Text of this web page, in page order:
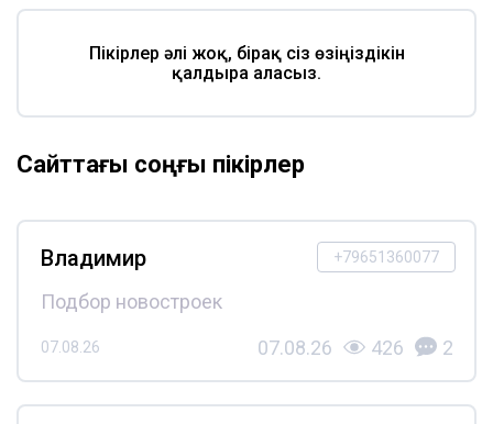
Пікірлер әлі жоқ, бірақ сіз өзіңіздікін
қалдыра аласыз.
Сайттағы соңғы пікірлер
+79651360077
Владимир
Подбор новостроек
07.08.26 07.08.26 426 2